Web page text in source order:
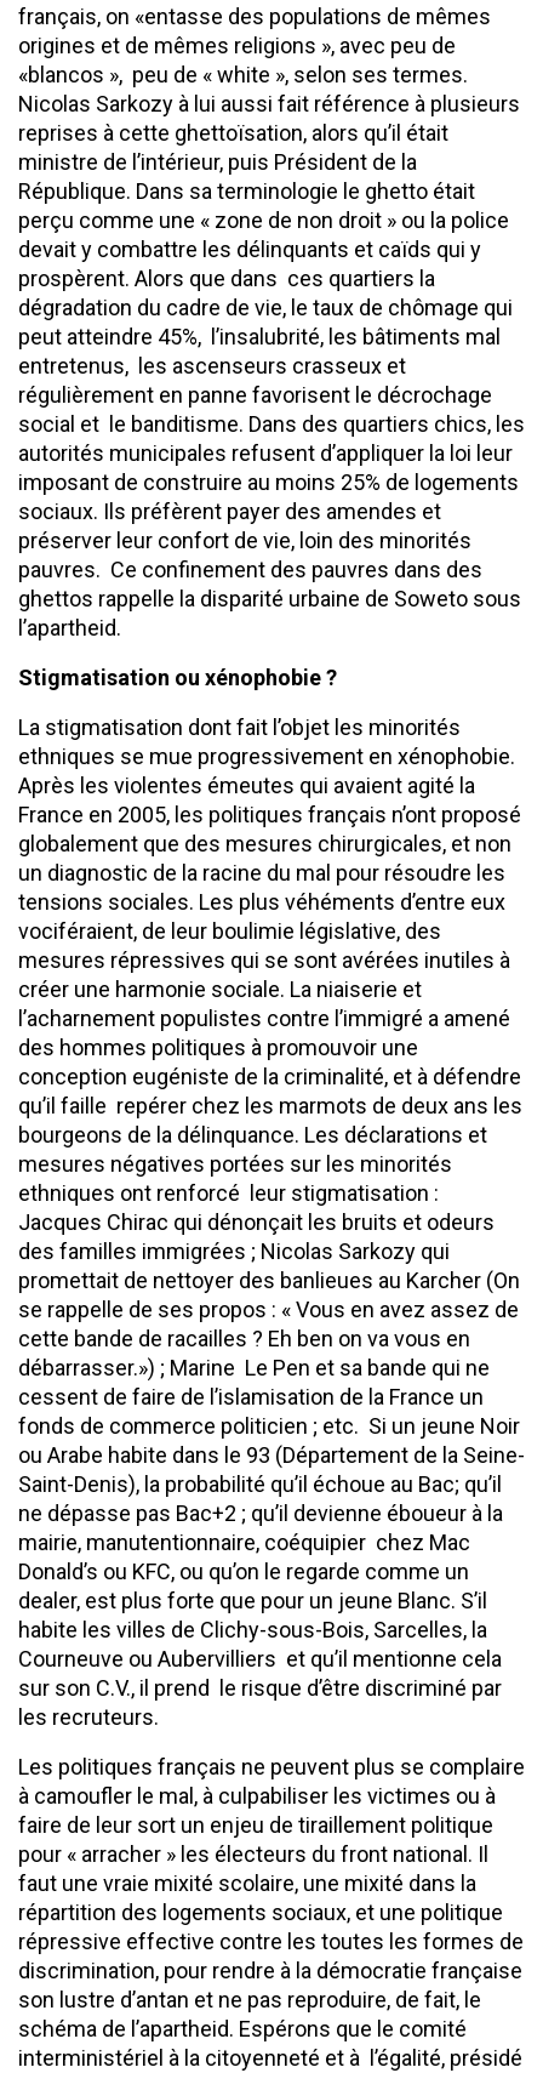
français, on «entasse des populations de mêmes
origines et de mêmes religions », avec peu de
«blancos », peu de « white », selon ses termes.
Nicolas Sarkozy à lui aussi fait référence à plusieurs
reprises à cette ghettoïsation, alors qu’il était
ministre de l’intérieur, puis Président de la
République. Dans sa terminologie le ghetto était
perçu comme une « zone de non droit » ou la police
devait y combattre les délinquants et caïds qui y
prospèrent. Alors que dans ces quartiers la
dégradation du cadre de vie, le taux de chômage qui
peut atteindre 45%, l’insalubrité, les bâtiments mal
entretenus, les ascenseurs crasseux et
régulièrement en panne favorisent le décrochage
social et le banditisme. Dans des quartiers chics, les
autorités municipales refusent d’appliquer la loi leur
imposant de construire au moins 25% de logements
sociaux. Ils préfèrent payer des amendes et
préserver leur confort de vie, loin des minorités
pauvres. Ce confinement des pauvres dans des
ghettos rappelle la disparité urbaine de Soweto sous
l’apartheid.
Stigmatisation ou xénophobie ?
La stigmatisation dont fait l’objet les minorités
ethniques se mue progressivement en xénophobie.
Après les violentes émeutes qui avaient agité la
France en 2005, les politiques français n’ont proposé
globalement que des mesures chirurgicales, et non
un diagnostic de la racine du mal pour résoudre les
tensions sociales. Les plus véhéments d’entre eux
vociféraient, de leur boulimie législative, des
mesures répressives qui se sont avérées inutiles à
créer une harmonie sociale. La niaiserie et
l’acharnement populistes contre l’immigré a amené
des hommes politiques à promouvoir une
conception eugéniste de la criminalité, et à défendre
qu’il faille repérer chez les marmots de deux ans les
bourgeons de la délinquance. Les déclarations et
mesures négatives portées sur les minorités
ethniques ont renforcé leur stigmatisation :
Jacques Chirac qui dénonçait les bruits et odeurs
des familles immigrées ; Nicolas Sarkozy qui
promettait de nettoyer des banlieues au Karcher (On
se rappelle de ses propos : « Vous en avez assez de
cette bande de racailles ? Eh ben on va vous en
débarrasser.») ; Marine Le Pen et sa bande qui ne
cessent de faire de l’islamisation de la France un
fonds de commerce politicien ; etc. Si un jeune Noir
ou Arabe habite dans le 93 (Département de la Seine-
Saint-Denis), la probabilité qu’il échoue au Bac; qu’il
ne dépasse pas Bac+2 ; qu’il devienne éboueur à la
mairie, manutentionnaire, coéquipier chez Mac
Donald’s ou KFC, ou qu’on le regarde comme un
dealer, est plus forte que pour un jeune Blanc. S’il
habite les villes de Clichy-sous-Bois, Sarcelles, la
Courneuve ou Aubervilliers et qu’il mentionne cela
sur son C.V., il prend le risque d’être discriminé par
les recruteurs.
Les politiques français ne peuvent plus se complaire
à camoufler le mal, à culpabiliser les victimes ou à
faire de leur sort un enjeu de tiraillement politique
pour « arracher » les électeurs du front national. Il
faut une vraie mixité scolaire, une mixité dans la
répartition des logements sociaux, et une politique
répressive effective contre les toutes les formes de
discrimination, pour rendre à la démocratie française
son lustre d’antan et ne pas reproduire, de fait, le
schéma de l’apartheid. Espérons que le comité
interministériel à la citoyenneté et à l’égalité, présidé